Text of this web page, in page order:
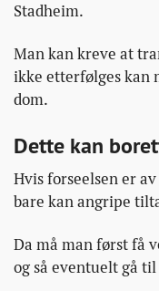
Stadheim.
Man kan kreve at
ikke etterfølges kan
dom.
Dette kan
Hvis forseelsen er
bare kan angripe
Da må man først få
og så eventuelt gå